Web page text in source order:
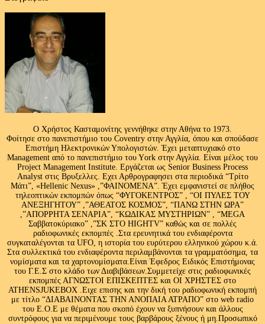
Ο Χρήστος Κασταμονίτης γεννήθηκε στην Αθήνα το 1973.
Φοίτησε στο πανεπιστήμιο του Coventry στην Αγγλία, όπου και σπούδασε
Επιστήμη Ηλεκτρονικών Υπολογιστών. Έχει μεταπτυχιακό στο
Management από το πανεπιστήμιο του Υork στην Αγγλία. Είναι μέλος του
Project Management Institute. Εργάζεται ως Senior Business Process
Analyst στις Βρυξελλες. Εχει Αρθρογραφησει στα περιοδικά “Τρίτο
Μάτι”, «Hellenic Nexus» ,”ΦΑΙΝΟΜΕΝΑ”. Έχει εμφανιστεί σε πλήθος
τηλεοπτικών εκπομπών όπως “ΦΥΓΟΚΕΝΤΡΟΣ” , “ΟΙ ΠΥΛΕΣ ΤΟΥ
ΑΝΕΞΗΓΗΤΟΥ” ,”ΑΘΕΑΤΟΣ ΚΟΣΜΟΣ”, “ΠΑΝΩ ΣΤΗΝ ΩΡΑ”
,”ΑΠΟΡΡΗΤΑ ΣΕΝΑΡΙΑ”, “ΚΩΔΙΚΑΣ ΜΥΣΤΗΡΙΩΝ” , “MEGA
Σαββατοκύριακο” ,”ΣΚ ΣΤΟ HIGHTV” καθώς και σε πολλές
ραδιοφωνικές εκπομπές .Στα ερευνητικά του ενδιαφέροντα
συγκαταλέγονται τα UFO, η ιστορία του ευρύτερου ελληνικού χώρου κ.ά.
Στα συλλεκτικά του ενδιαφέροντα περιλαμβάνονται τα γραμματόσημα, τα
νομίσματα και τα χαρτονομίσματα.Είναι Έφεδρος Ειδικός Επιστήμονας
του Γ.Ε.Σ στο κλάδο των Διαβιβάσεων.Συμμετείχε στις ραδιοφωνικές
εκπομπές ΑΓΝΩΣΤΟΙ ΕΠΙΣΚΕΠΤΕΣ και ΟΙ ΧΡΗΣΤΕΣ στο
ATHENSJUKEBOX .Ειχε επισης και την δική του ραδιοφωνική εκπομπή
με τίτλο “ΔΙΑΒΑΙΝΟΝΤΑΣ ΤΗΝ ΑΝΟΠΑΙΑ ΑΤΡΑΠΟ” στο web radio
του Ε.Ο.Ε με θέματα που σκοπό έχουν να ξυπνήσουν και άλλους
συντρόφους για να περιμένουμε τους βαρβάρους ξένους ή μη.Προσωπικό